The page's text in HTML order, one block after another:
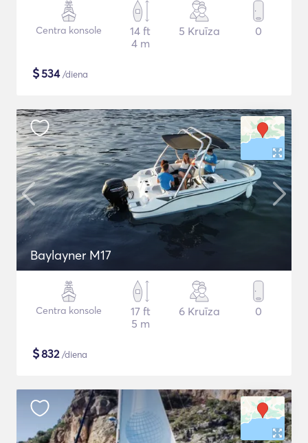
Centra konsole
14 ft
4 m
5 Kruīza 0
$534/diena
Baylayner M17
Centra konsole
17 ft
5 m
6 Kruīza 0
$832/diena